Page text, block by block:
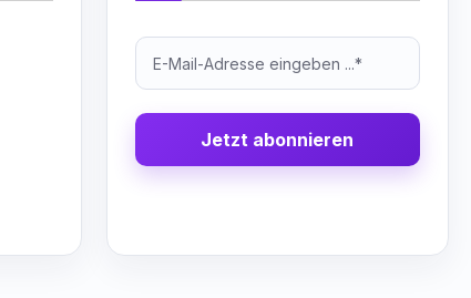
Jetzt abonnieren